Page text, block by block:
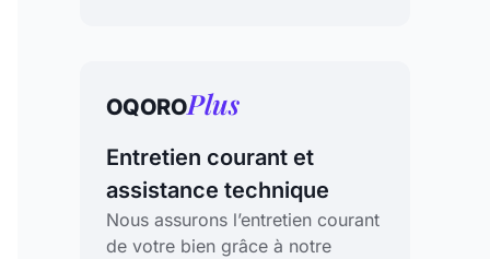
OQOROPlus
Entretien courant et
assistance technique
Nous assurons l’entretien courant
de votre bien grâce à notre